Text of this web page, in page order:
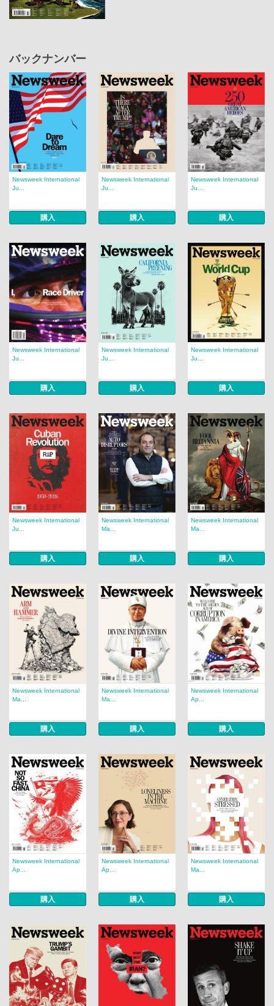
バックナンバー
Newsweek International
Ju...
購入
Newsweek International
Ju...
購入
Newsweek International
Ju...
購入
Newsweek International
Ju...
購入
Newsweek International
Ju...
購入
Newsweek International
Ju...
購入
Newsweek International
Ju...
購入
Newsweek International
Ma...
購入
Newsweek International
Ma...
購入
Newsweek International
Ma...
購入
Newsweek International
Ma...
購入
Newsweek International
Ap...
購入
Newsweek International
Ap...
購入
Newsweek International
Ap...
購入
Newsweek International
Ma...
購入